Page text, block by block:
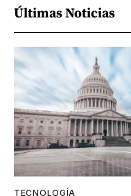
Últimas Noticias
TECNOLOGÍA